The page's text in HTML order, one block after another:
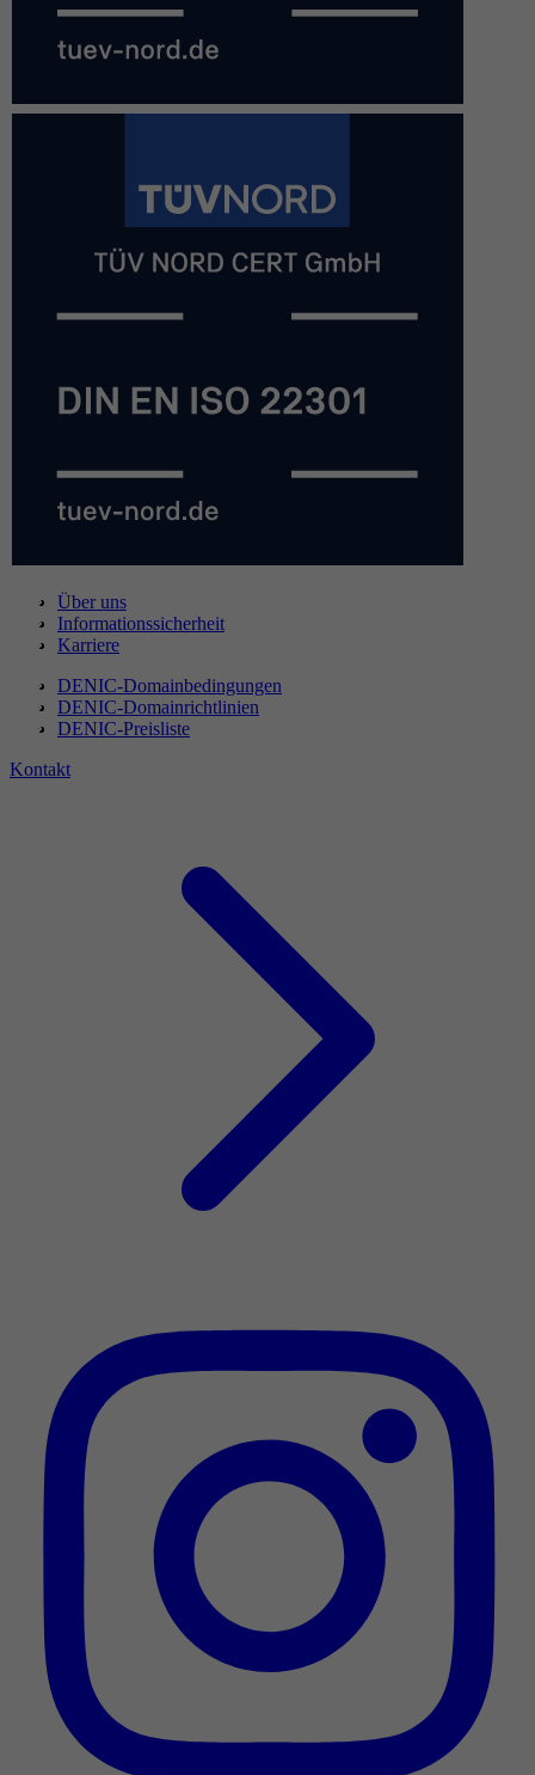
Über uns
Informationssicherheit
Karriere
DENIC-Domainbedingungen
DENIC-Domainrichtlinien
DENIC-Preisliste
Kontakt